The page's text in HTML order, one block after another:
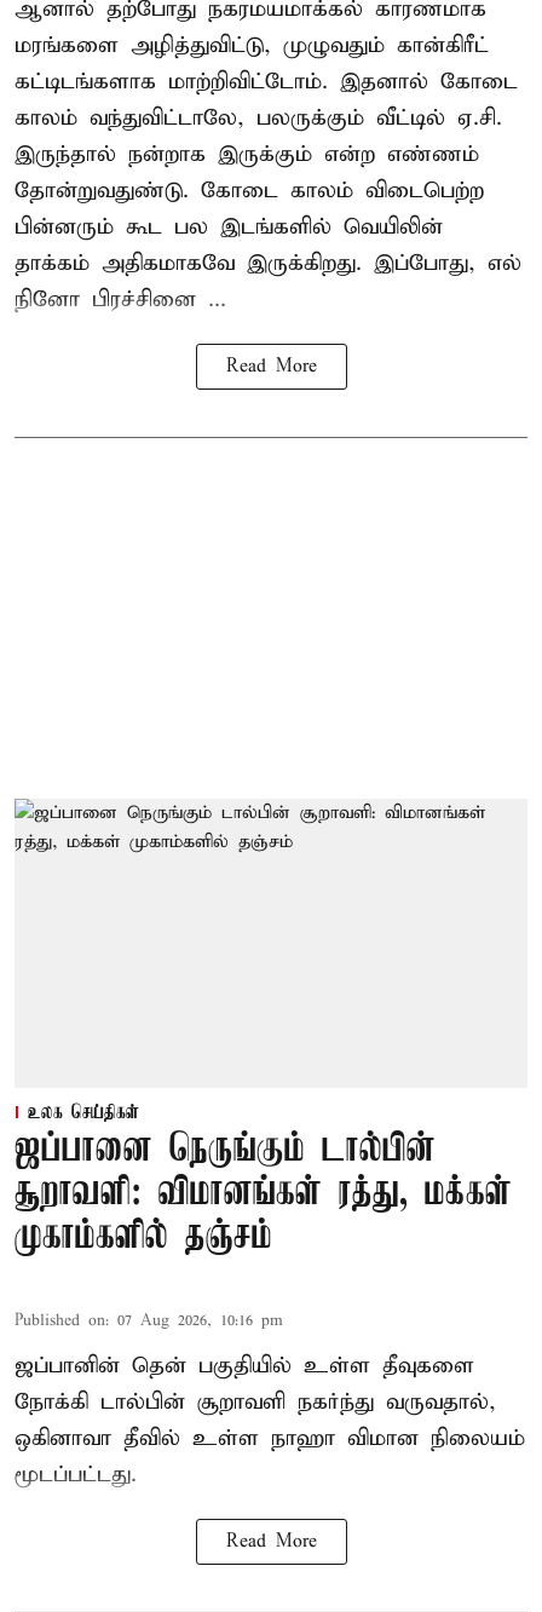
ஆனால் தற்போது நகரமயமாக்கல் காரணமாக
மரங்களை அழித்துவிட்டு, முழுவதும் கான்கிரீட்
கட்டிடங்களாக மாற்றிவிட்டோம். இதனால் கோடை
காலம் வந்துவிட்டாலே, பலருக்கும் வீட்டில் ஏ.சி.
இருந்தால் நன்றாக இருக்கும் என்ற எண்ணம்
தோன்றுவதுண்டு. கோடை காலம் விடைபெற்ற
பின்னரும் கூட பல இடங்களில் வெயிலின்
தாக்கம் அதிகமாகவே இருக்கிறது. இப்போது, எல்
நினோ பிரச்சினை ...
Read More
உலக செய்திகள்
ஜப்பானை நெருங்கும் டால்பின்
சூறாவளி: விமானங்கள் ரத்து, மக்கள்
முகாம்களில் தஞ்சம்
Published on: 07 Aug 2026, 10:16 pm
ஜப்பானின் தென் பகுதியில் உள்ள தீவுகளை
நோக்கி டால்பின் சூறாவளி நகர்ந்து வருவதால்,
ஒகினாவா தீவில் உள்ள நாஹா விமான நிலையம்
மூடப்பட்டது.
Read More